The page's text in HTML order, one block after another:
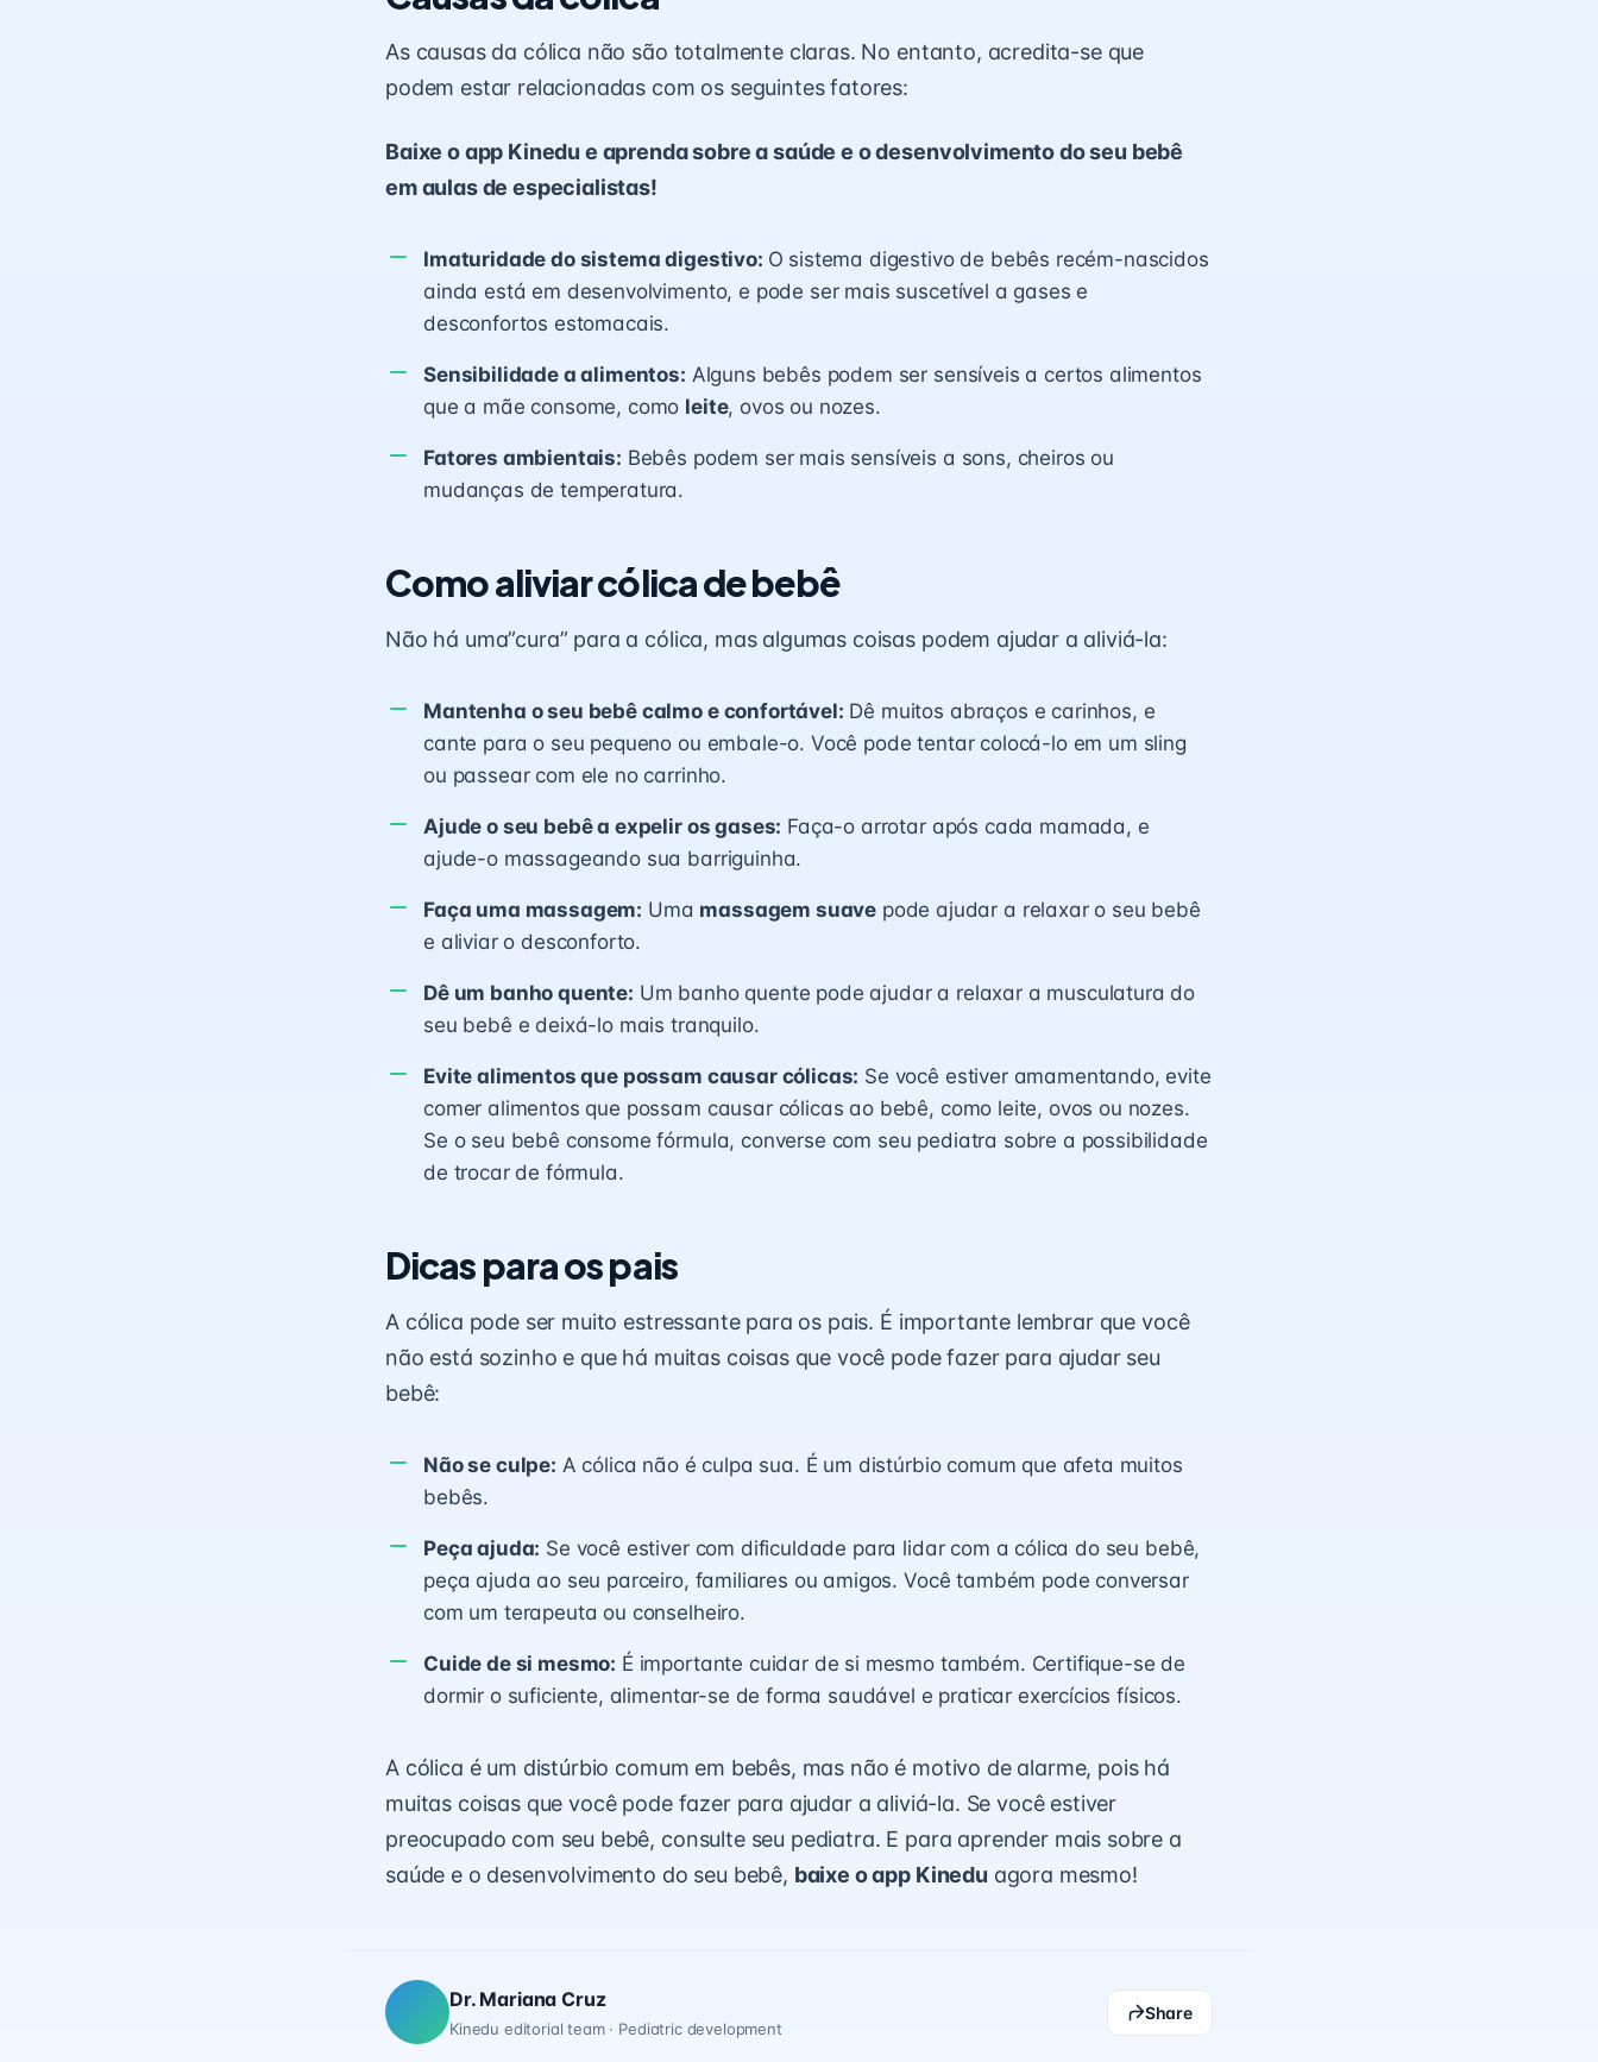
As causas da cólica não são totalmente claras. No entanto, acredita-se que
podem estar relacionadas com os seguintes fatores:
Baixe o app Kinedu e aprenda sobre a saúde e o desenvolvimento do seu bebê
em aulas de especialistas!
Imaturidade do sistema digestivo: O sistema digestivo de bebês recém-nascidos
ainda está em desenvolvimento, e pode ser mais suscetível a gases e
desconfortos estomacais.
Sensibilidade a alimentos: Alguns bebês podem ser sensíveis a certos alimentos
que a mãe consome, como leite, ovos ou nozes.
Fatores ambientais: Bebês podem ser mais sensíveis a sons, cheiros ou
mudanças de temperatura.
Como aliviar cólica de bebê
Não há uma”cura” para a cólica, mas algumas coisas podem ajudar a aliviá-la:
Mantenha o seu bebê calmo e confortável: Dê muitos abraços e carinhos, e
cante para o seu pequeno ou embale-o. Você pode tentar colocá-lo em um sling
ou passear com ele no carrinho.
Ajude o seu bebê a expelir os gases: Faça-o arrotar após cada mamada, e
ajude-o massageando sua barriguinha.
Faça uma massagem: Uma massagem suave pode ajudar a relaxar o seu bebê
e aliviar o desconforto.
Dê um banho quente: Um banho quente pode ajudar a relaxar a musculatura do
seu bebê e deixá-lo mais tranquilo.
Evite alimentos que possam causar cólicas: Se você estiver amamentando, evite
comer alimentos que possam causar cólicas ao bebê, como leite, ovos ou nozes.
Se o seu bebê consome fórmula, converse com seu pediatra sobre a possibilidade
de trocar de fórmula.
Dicas para os pais
A cólica pode ser muito estressante para os pais. É importante lembrar que você
não está sozinho e que há muitas coisas que você pode fazer para ajudar seu
bebê:
Não se culpe: A cólica não é culpa sua. É um distúrbio comum que afeta muitos
bebês.
Peça ajuda: Se você estiver com dificuldade para lidar com a cólica do seu bebê,
peça ajuda ao seu parceiro, familiares ou amigos. Você também pode conversar
com um terapeuta ou conselheiro.
Cuide de si mesmo: É importante cuidar de si mesmo também. Certifique-se de
dormir o suficiente, alimentar-se de forma saudável e praticar exercícios físicos.
A cólica é um distúrbio comum em bebês, mas não é motivo de alarme, pois há
muitas coisas que você pode fazer para ajudar a aliviá-la. Se você estiver
preocupado com seu bebê, consulte seu pediatra. E para aprender mais sobre a
saúde e o desenvolvimento do seu bebê, baixe o app Kinedu agora mesmo!
Dr. Mariana Cruz
Kinedu editorial team · Pediatric development
Share